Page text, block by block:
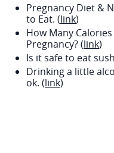
Pregnancy Diet &
to Eat. (link)
How Many
Pregnancy? (link)
Is it safe to eat
Drinking a little
ok. (link)